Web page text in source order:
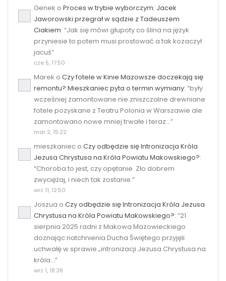
Genek o Proces w trybie wyborczym: Jacek
Jaworowski przegrał w sądzie z Tadeuszem
Ciakiem: “Jak się mówi głupoty co ślina na język
przyniesie to potem musi prostować a tak kozaczył
jacuś”
cze 5, 17:50
Marek o Czy fotele w Kinie Mazowsze doczekają się
remontu? Mieszkaniec pyta o termin wymiany: “były
wcześniej zamontowane nie zniszczalne drewniane
fotele pozyskane z Teatru Polonia w Warszawie ale
zamontowano nowe mniej trwałe i teraz…”
mar 2, 15:22
mieszkaniec o Czy odbędzie się Intronizacja Króla
Jezusa Chrystusa na Króla Powiatu Makowskiego?:
“Choroba to jest, czy opętanie. Zło dobrem
zwyciężaj, i niech tak zostanie.”
wrz 11, 12:50
Joszua o Czy odbędzie się Intronizacja Króla Jezusa
Chrystusa na Króla Powiatu Makowskiego?: “21
sierpnia 2025 radni z Makowa Mazowieckiego
doznając natchnienia Ducha Świętego przyjęli
uchwałę w sprawie „intronizacji Jezusa Chrystusa na
króla…”
wrz 1, 18:38